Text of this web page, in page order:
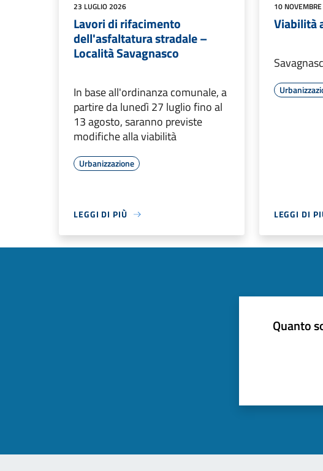
23 LUGLIO 2026
Lavori di rifacimento
dell'asfaltatura stradale –
Località Savagnasco
In base all'ordinanza comunale, a
partire da lunedì 27 luglio fino al
13 agosto, saranno previste
modifiche alla viabilità
Urbanizzazione
LEGGI DI PIÙ
10
Viabilità
LEGGI DI
Quanto